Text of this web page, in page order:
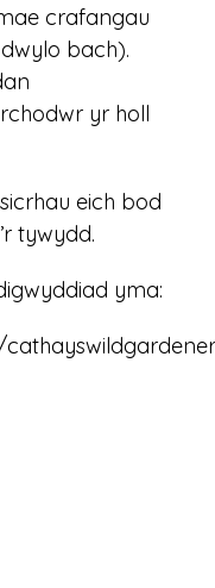
crafangau
bach).
yr holl
eich bod
tywydd.
yma: